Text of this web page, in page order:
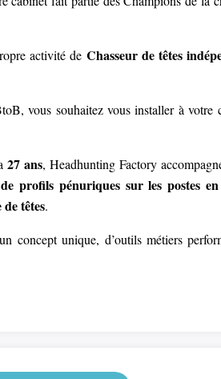
activité de Chasseur de têtes
vous souhaitez vous installer à votre
27 ans, Headhunting Factory
profils pénuriques sur les postes
têtes.
concept unique, d’outils métiers